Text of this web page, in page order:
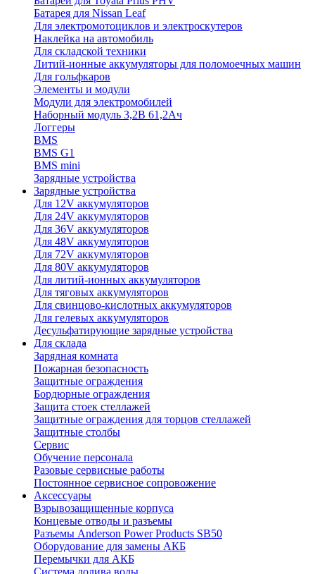
Батарея для Nissan Leaf
Для электромотоциклов и электроскутеров
Наклейка на автомобиль
Для складской техники
Литий-ионные аккумуляторы для поломоечных машин
Для гольфкаров
Элементы и модули
Модули для электромобилей
Наборный модуль 3,2В 61,2Ач
Логгеры
BMS
BMS G1
BMS mini
Зарядные устройства
Зарядные устройства
Для 12V аккумуляторов
Для 24V аккумуляторов
Для 36V аккумуляторов
Для 48V аккумуляторов
Для 72V аккумуляторов
Для 80V аккумуляторов
Для литий-ионных аккумуляторов
Для тяговых аккумуляторов
Для свинцово-кислотных аккумуляторов
Для гелевых аккумуляторов
Десульфатирующие зарядные устройства
Для склада
Зарядная комната
Пожарная безопасность
Защитные ограждения
Бордюрные ограждения
Защита стоек стеллажей
Защитные ограждения для торцов стеллажей
Защитные столбы
Сервис
Обучение персонала
Разовые сервисные работы
Постоянное сервисное сопровожение
Аксессуары
Взрывозащищенные корпуса
Концевые отводы и разъемы
Разъемы Anderson Power Products SB50
Оборудование для замены АКБ
Перемычки для АКБ
Система долива воды